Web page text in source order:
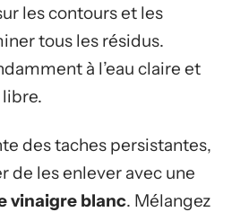
les contours et les
tous les résidus.
à l’eau claire et
libre.
des taches persistantes,
de les enlever avec une
vinaigre blanc. Mélangez